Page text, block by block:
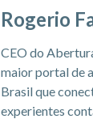
Rogerio
CEO do
maior portal de
Brasil que
experientes